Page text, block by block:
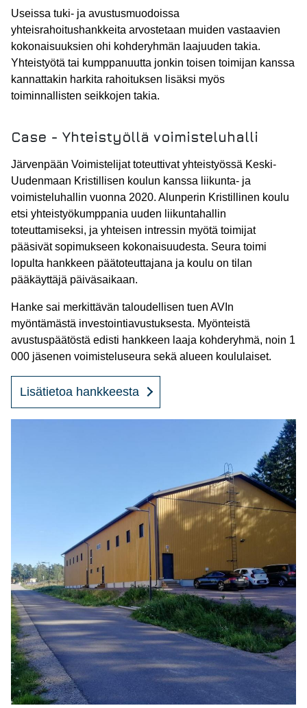
Useissa tuki- ja avustusmuodoissa
yhteisrahoitushankkeita arvostetaan muiden vastaavien
kokonaisuuksien ohi kohderyhmän laajuuden takia.
Yhteistyötä tai kumppanuutta jonkin toisen toimijan kanssa
kannattakin harkita rahoituksen lisäksi myös
toiminnallisten seikkojen takia.
Case - Yhteistyöllä voimisteluhalli
Järvenpään Voimistelijat toteuttivat yhteistyössä Keski-
Uudenmaan Kristillisen koulun kanssa liikunta- ja
voimisteluhallin vuonna 2020. Alunperin Kristillinen koulu
etsi yhteistyökumppania uuden liikuntahallin
toteuttamiseksi, ja yhteisen intressin myötä toimijat
pääsivät sopimukseen kokonaisuudesta. Seura toimi
lopulta hankkeen päätoteuttajana ja koulu on tilan
pääkäyttäjä päiväsaikaan.
Hanke sai merkittävän taloudellisen tuen AVIn
myöntämästä investointiavustuksesta. Myönteistä
avustuspäätöstä edisti hankkeen laaja kohderyhmä, noin 1
000 jäsenen voimisteluseura sekä alueen koululaiset.
Lisätietoa hankkeesta